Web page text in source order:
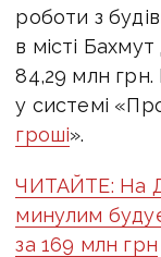
роботи з
в місті
84,29 млн грн.
у системі
гроші».
ЧИТАЙТЕ: На
минулим
за 169 млн грн